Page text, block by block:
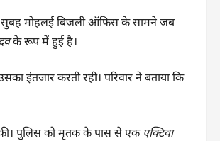
सुबह मोहलई बिजली ऑफिस के सामने जब
के रूप में हुई है।
इंतजार करती रही। परिवार ने बताया कि
पुलिस को मृतक के पास से एक एक्टिवा